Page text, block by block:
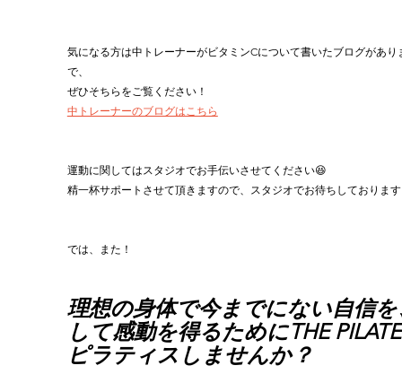
気になる方は中トレーナーがビタミンCについて書いたブログがあり
で、
ぜひそちらをご覧ください！
中トレーナーのブログはこちら
運動に関してはスタジオでお手伝いさせてください😆
精一杯サポートさせて頂きますので、スタジオでお待ちしておりま
では、また！
理想の身体で今までにない自信
して感動を得るためにTHE
ピラティスしませんか？